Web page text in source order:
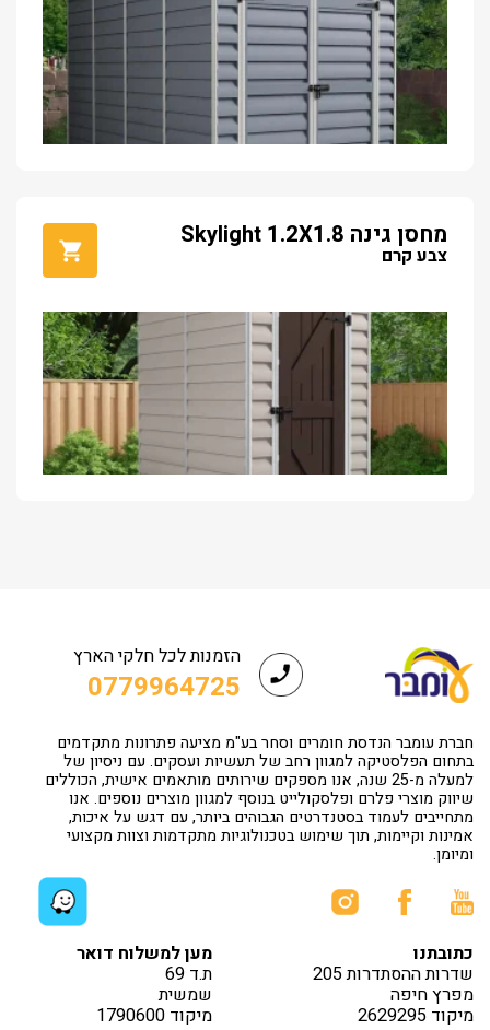
מחסן גינה Skylight 1.2X1.8
צבע קרם
הזמנות לכל חלקי הארץ
0779964725
חברת עומבר הנדסת חומרים וסחר בע"מ מציעה פתרונות מתקדמים
בתחום הפלסטיקה למגוון רחב של תעשיות ועסקים. עם ניסיון של
למעלה מ-25 שנה, אנו מספקים שירותים מותאמים אישית, הכוללים
שיווק מוצרי פלרם ופלסקולייט בנוסף למגוון מוצרים נוספים. אנו
מתחייבים לעמוד בסטנדרטים הגבוהים ביותר, עם דגש על איכות,
אמינות וקיימות, תוך שימוש בטכנולוגיות מתקדמות וצוות מקצועי
ומיומן.
כתובתנו
שדרות ההסתדרות 205
מפרץ חיפה
מיקוד 2629295
מען למשלוח דואר
ת.ד 69
שמשית
מיקוד 1790600